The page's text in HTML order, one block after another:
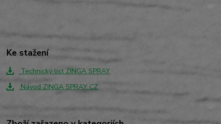
Ke stažení
Technický list ZINGA SPRAY
Návod ZINGA SPRAY CZ